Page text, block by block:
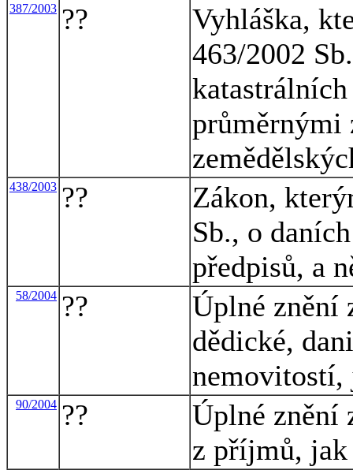
387/2003 ??
Vyhláška,
463/2002
průměrnými
438/2003 ??
Zákon,
Sb., o
předpisů, a
58/2004 ??
Úplné znění
dědické,
nemovitostí,
90/2004 ??
Úplné znění
z příjmů, jak